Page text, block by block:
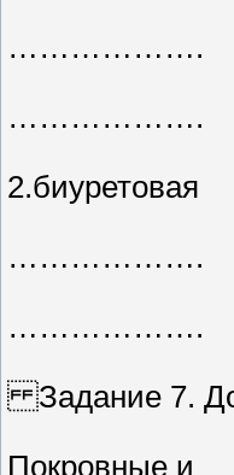
……………….
……………….
2.биуретовая
……………….
……………….
Задание 7.
Покровные и